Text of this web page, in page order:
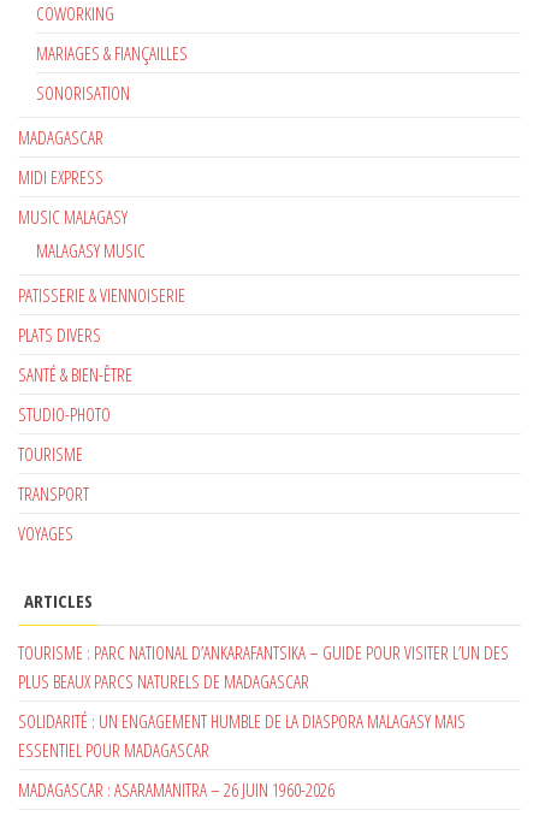
COWORKING
MARIAGES & FIANÇAILLES
SONORISATION
MADAGASCAR
MIDI EXPRESS
MUSIC MALAGASY
MALAGASY MUSIC
PATISSERIE & VIENNOISERIE
PLATS DIVERS
SANTÉ & BIEN-ÊTRE
STUDIO-PHOTO
TOURISME
TRANSPORT
VOYAGES
ARTICLES
TOURISME : PARC NATIONAL D’ANKARAFANTSIKA – GUIDE POUR VISITER L’UN DES
PLUS BEAUX PARCS NATURELS DE MADAGASCAR
SOLIDARITÉ : UN ENGAGEMENT HUMBLE DE LA DIASPORA MALAGASY MAIS
ESSENTIEL POUR MADAGASCAR
MADAGASCAR : ASARAMANITRA – 26 JUIN 1960-2026